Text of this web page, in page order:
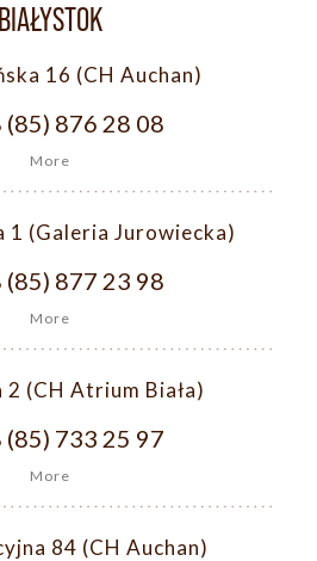
BIAŁYSTOK
16 (CH Auchan)
(85) 876 28 08
More
1 (Galeria Jurowiecka)
(85) 877 23 98
More
2 (CH Atrium Biała)
(85) 733 25 97
More
84 (CH Auchan)